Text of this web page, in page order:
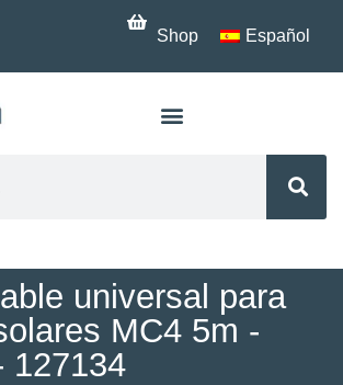
Shop Español
universal para
MC4 5m -
127134